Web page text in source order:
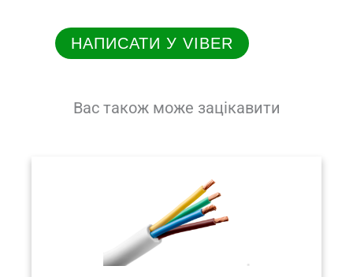
НАПИСАТИ У VIBER
Вас також може зацікавити